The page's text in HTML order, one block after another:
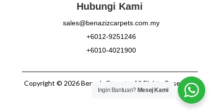
Hubungi Kami
sales@benazizcarpets.com.my
+6012-9251246
+6010-4021900
Copyright © 2026 Benaziz Carpets. All Rights Reserved.
Ingin Bantuan? Mesej Kami